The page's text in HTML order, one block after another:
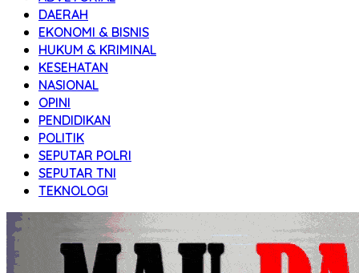
DAERAH
EKONOMI & BISNIS
HUKUM & KRIMINAL
KESEHATAN
NASIONAL
OPINI
PENDIDIKAN
POLITIK
SEPUTAR POLRI
SEPUTAR TNI
TEKNOLOGI